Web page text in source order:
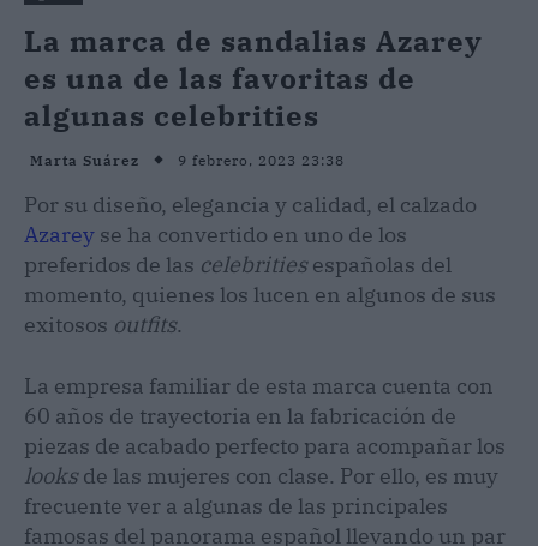
La marca de sandalias Azarey
es una de las favoritas de
algunas celebrities
Marta Suárez 9 febrero, 2023 23:38
Por su diseño, elegancia y calidad, el calzado
Azarey se ha convertido en uno de los
preferidos de las celebritiesespañolas del
momento, quienes los lucen en algunos de sus
exitosos outfits.
La empresa familiar de esta marca cuenta con
60 años de trayectoria en la fabricación de
piezas de acabado perfecto para acompañar los
looksde las mujeres con clase. Por ello, es muy
frecuente ver a algunas de las principales
famosas del panorama español llevando un par